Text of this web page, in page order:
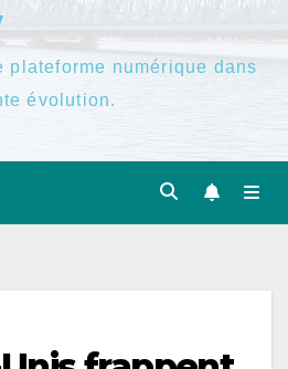
plateforme numérique dans
évolution.